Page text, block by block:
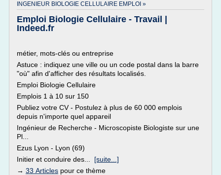
INGENIEUR BIOLOGIE CELLULAIRE EMPLOI »
Emploi Biologie Cellulaire - Travail |
Indeed.fr
métier, mots-clés ou entreprise
Astuce : indiquez une ville ou un code postal dans la barre
"où" afin d'afficher des résultats localisés.
Emploi Biologie Cellulaire
Emplois 1 à 10 sur 150
Publiez votre CV - Postulez à plus de 60 000 emplois
depuis n'importe quel appareil
Ingénieur de Recherche - Microscopiste Biologiste sur une
Pl...
Ezus Lyon - Lyon (69)
Initier et conduire des... [suite...]
→ 33 Articles pour ce thème